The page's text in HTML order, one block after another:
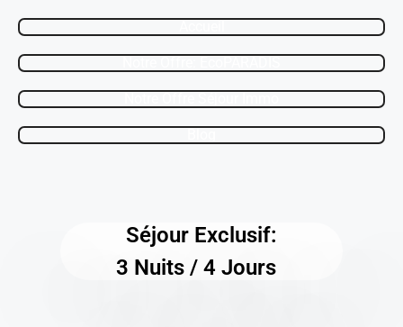
Séjour Exclusif:
3 Nuits / 4 Jours